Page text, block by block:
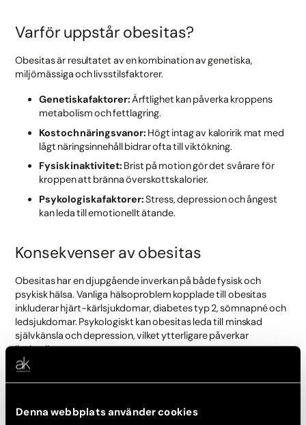
Denna webbplats använder cookies
Varför uppstår obesitas?
Obesitas är resultatet av en kombination av genetiska,
miljömässiga och livsstilsfaktorer.
Genetiska faktorer:Ärftlighet kan påverka kroppens
metabolism och fettlagring.
Kost och näringsvanor: Högt intag av kaloririk mat med
lågt näringsinnehåll bidrar ofta till viktökning.
Fysisk inaktivitet: Brist på motion gör det svårare för
kroppen att bränna överskottskalorier.
Psykologiska faktorer:Stress, depression och ångest
kan leda till emotionellt ätande.
Konsekvenser av obesitas
Obesitas har en djupgående inverkan på både fysisk och
psykisk hälsa. Vanliga hälsoproblem kopplade till obesitas
inkluderar hjärt-kärlsjukdomar, diabetes typ 2, sömnapné och
ledsjukdomar. Psykologiskt kan obesitas leda till minskad
självkänsla och depression, vilket ytterligare påverkar
livskvaliteten.
Plastikkirurgi som en del av lösningen
På Akademikliniken ser vi plastikkirurgi som en viktig